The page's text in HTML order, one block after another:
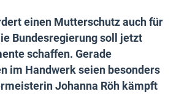
einen Mutterschutz auch für
Bundesregierung soll jetzt
schaffen. Gerade
im Handwerk seien besonders
Johanna Röh kämpft